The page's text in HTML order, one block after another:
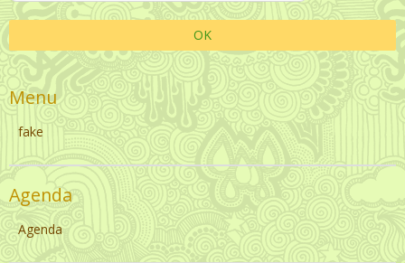
OK
Menu
fake
Agenda
Agenda